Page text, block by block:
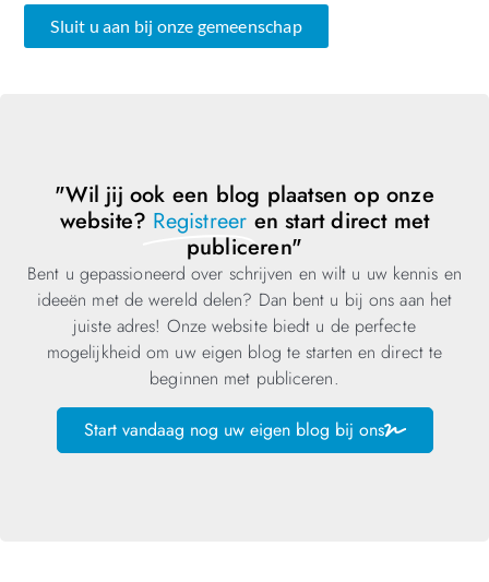
Sluit u aan bij onze gemeenschap
"Wil jij ook een blog plaatsen op onze
website? Registreer en start direct met
publiceren"
Bent u gepassioneerd over schrijven en wilt u uw kennis en
ideeën met de wereld delen? Dan bent u bij ons aan het
juiste adres! Onze website biedt u de perfecte
mogelijkheid om uw eigen blog te starten en direct te
beginnen met publiceren.
Start vandaag nog uw eigen blog bij ons